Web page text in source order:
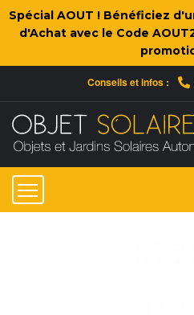
Spécial AOUT ! Bénéficiez
d'Achat avec le Code
Conseils et infos :